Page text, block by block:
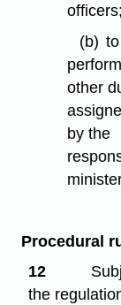
officers;
(b) to
other
by the
Procedural
12
the